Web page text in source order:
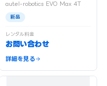
autel-robotics EVO Max 4T
新品
レンタル料金
お問い合わせ
詳細を見る